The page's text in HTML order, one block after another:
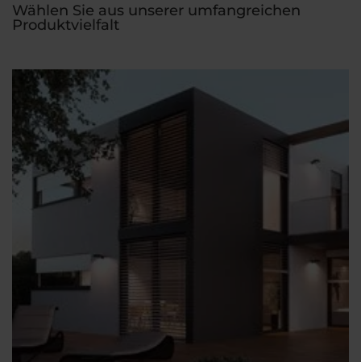
Wählen Sie aus unserer umfangreichen
Produktvielfalt